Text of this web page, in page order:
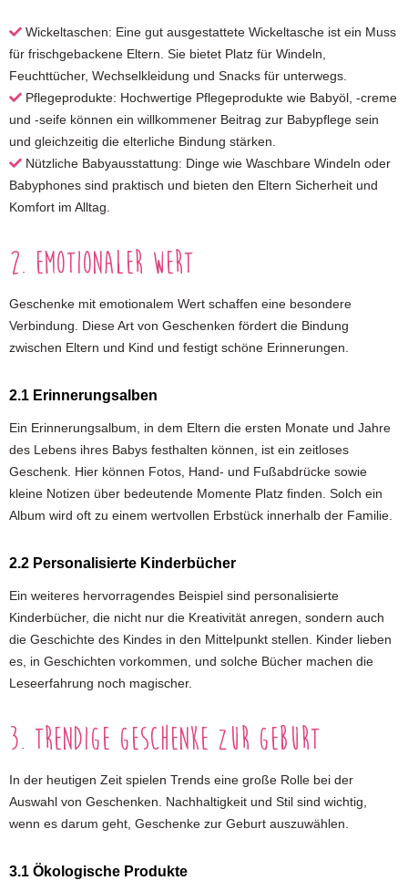
Wickeltaschen: Eine gut ausgestattete Wickeltasche ist ein Muss
für frischgebackene Eltern. Sie bietet Platz für Windeln,
Feuchttücher, Wechselkleidung und Snacks für unterwegs.
Pflegeprodukte: Hochwertige Pflegeprodukte wie Babyöl, -creme
und -seife können ein willkommener Beitrag zur Babypflege sein
und gleichzeitig die elterliche Bindung stärken.
Nützliche Babyausstattung: Dinge wie Waschbare Windeln oder
Babyphones sind praktisch und bieten den Eltern Sicherheit und
Komfort im Alltag.
2. Emotionaler Wert
Geschenke mit emotionalem Wert schaffen eine besondere
Verbindung. Diese Art von Geschenken fördert die Bindung
zwischen Eltern und Kind und festigt schöne Erinnerungen.
2.1 Erinnerungsalben
Ein Erinnerungsalbum, in dem Eltern die ersten Monate und Jahre
des Lebens ihres Babys festhalten können, ist ein zeitloses
Geschenk. Hier können Fotos, Hand- und Fußabdrücke sowie
kleine Notizen über bedeutende Momente Platz finden. Solch ein
Album wird oft zu einem wertvollen Erbstück innerhalb der Familie.
2.2 Personalisierte Kinderbücher
Ein weiteres hervorragendes Beispiel sind personalisierte
Kinderbücher, die nicht nur die Kreativität anregen, sondern auch
die Geschichte des Kindes in den Mittelpunkt stellen. Kinder lieben
es, in Geschichten vorkommen, und solche Bücher machen die
Leseerfahrung noch magischer.
3. Trendige Geschenke zur Geburt
In der heutigen Zeit spielen Trends eine große Rolle bei der
Auswahl von Geschenken. Nachhaltigkeit und Stil sind wichtig,
wenn es darum geht, Geschenke zur Geburt auszuwählen.
3.1 Ökologische Produkte